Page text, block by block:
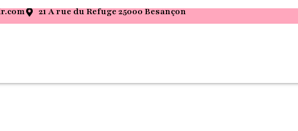
21 A rue du Refuge 25000 Besançon